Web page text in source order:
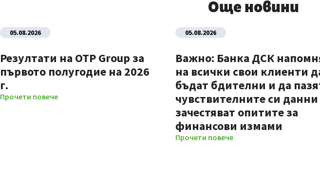
Още новини
05.08.2026
Резултати на OTP Group за
първото полугодие на 2026
г.
Прочети повече
05.08.2026
Важно: Банка ДСК
на всички свои клиенти
бъдат бдителни и да
чувствителните си данни
зачестяват опитите за
финансови измами
Прочети повече